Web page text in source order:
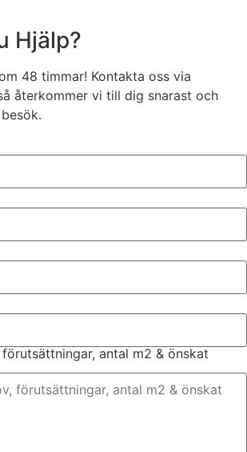
Hjälp?
48 timmar! Kontakta oss via
återkommer vi till dig snarast och
antal m2 & önskat